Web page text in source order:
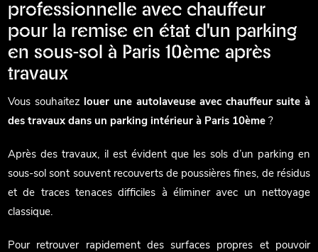
professionnelle avec chauffeur
pour la remise en état d'un parking
en sous-sol à Paris 10ème après
travaux
Vous souhaitez
louer une autolaveuse avec chauffeur suite à
des travaux dans un parking intérieur à Paris 10ème ?
Après des travaux, il est évident que les sols d’un parking en
sous-sol sont souvent recouverts de poussières fines, de résidus
et de traces tenaces difficiles à éliminer avec un nettoyage
classique.
Pour retrouver rapidement des surfaces propres et pouvoir